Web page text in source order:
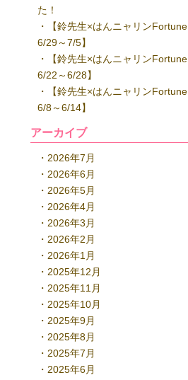
た！
【鈴先生×はんニャリンFortune
6/29～7/5】
【鈴先生×はんニャリンFortune
6/22～6/28】
【鈴先生×はんニャリンFortune
6/8～6/14】
アーカイブ
2026年7月
2026年6月
2026年5月
2026年4月
2026年3月
2026年2月
2026年1月
2025年12月
2025年11月
2025年10月
2025年9月
2025年8月
2025年7月
2025年6月